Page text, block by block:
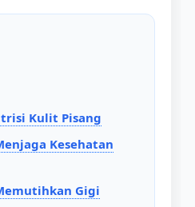
Kulit Pisang
Kesehatan
Gigi